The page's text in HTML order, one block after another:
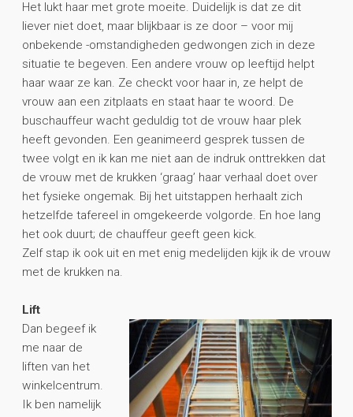
Het lukt haar met grote moeite. Duidelijk is dat ze dit
liever niet doet, maar blijkbaar is ze door – voor mij
onbekende -omstandigheden gedwongen zich in deze
situatie te begeven. Een andere vrouw op leeftijd helpt
haar waar ze kan. Ze checkt voor haar in, ze helpt de
vrouw aan een zitplaats en staat haar te woord. De
buschauffeur wacht geduldig tot de vrouw haar plek
heeft gevonden. Een geanimeerd gesprek tussen de
twee volgt en ik kan me niet aan de indruk onttrekken dat
de vrouw met de krukken ‘graag’ haar verhaal doet over
het fysieke ongemak. Bij het uitstappen herhaalt zich
hetzelfde tafereel in omgekeerde volgorde. En hoe lang
het ook duurt; de chauffeur geeft geen kick.
Zelf stap ik ook uit en met enig medelijden kijk ik de vrouw
met de krukken na.
Lift
Dan begeef ik
me naar de
liften van het
winkelcentrum.
Ik ben namelijk